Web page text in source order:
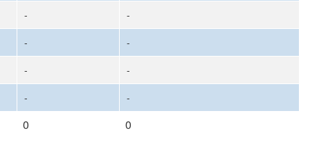
-
-
-
-
-
-
- -
0 0